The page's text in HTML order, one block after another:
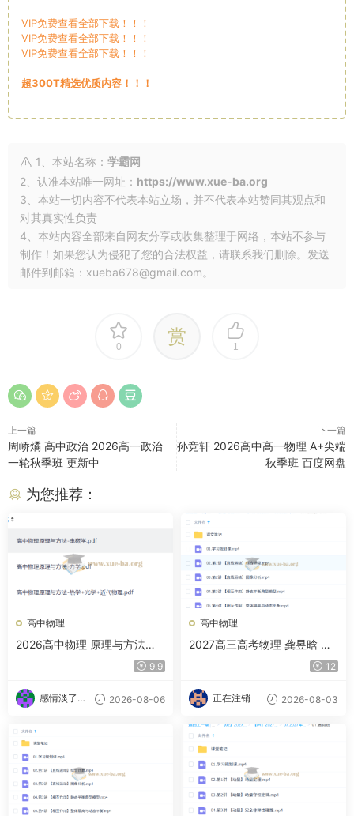
VIP免费查看全部下载！！！
VIP免费查看全部下载！！！
VIP免费查看全部下载！！！
超300T精选优质内容！！！
1、本站名称： 学霸网
2、认准本站唯一网址： https://www.xue-ba.org
3、本站一切内容不代表本站立场，并不代表本站赞同其观点和
对其真实性负责
4、本站内容全部来自网友分享或收集整理于网络，本站不参与
制作！如果您认为侵犯了您的合法权益，请联系我们删除。发送
邮件到邮箱：xueba678@gmail.com。
0 赏 1
上一篇
周峤燏 高中政治 2026高一政治
一轮秋季班 更新中
下一篇
孙竞轩 2026高中高一物理 A+尖端
秋季班 百度网盘
为您推荐：
高中物理
2026高中物理 原理与方法三
9.9
感情淡了请
2026-08-06
高中物理
2027高三高考物理 龚昱晗 一
12
正在注销 2026-08-03